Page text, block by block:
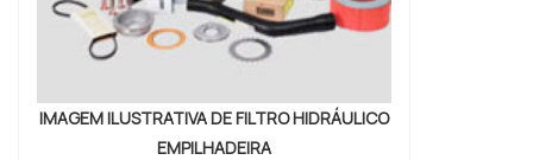
IMAGEM ILUSTRATIVA DE FILTRO HIDRÁULICO
EMPILHADEIRA